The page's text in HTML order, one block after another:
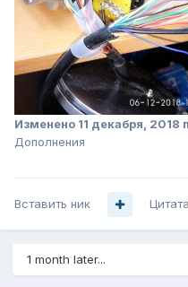
Изменено 11 декабря, 2018
Дополнения
Вставить ник Цитата
1 month later...